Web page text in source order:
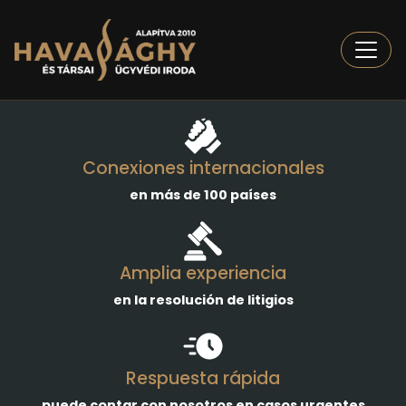
Conexiones internacionales
en más de 100 países
Amplia experiencia
en la resolución de litigios
Respuesta rápida